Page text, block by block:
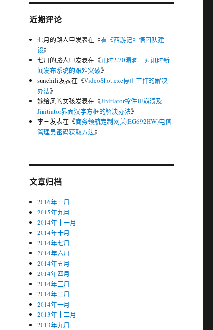
近期评论
七月的路人甲发表在《看《西游记》悟团队建
设》
七月的路人甲发表在《讯时2.70漏洞－对讯时新
闻发布系统的艰难突破》
sunchili发表在《VideoShot.exe停止工作的解决
办法》
嫁给风的女孩发表在《Jinitiator控件IE崩溃及
Jinitiator界面汉字方框的解决办法》
李三发表在《商务领航定制网关(EG692HW)电信
管理员密码获取方法》
文章归档
2016年一月
2015年九月
2014年十一月
2014年十月
2014年七月
2014年六月
2014年五月
2014年四月
2014年三月
2014年二月
2014年一月
2013年十二月
2013年九月